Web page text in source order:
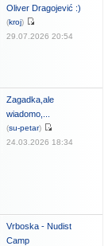
Oliver Dragojević :)
(kroj)
29.07.2026 20:54
Zagadka,ale
wiadomo,...
(su-petar)
24.03.2026 18:34
Vrboska - Nudist
Camp